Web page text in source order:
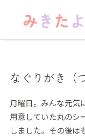
なぐりがき（
月曜日。みんな元気
用意していた丸のシ
しました。その後は